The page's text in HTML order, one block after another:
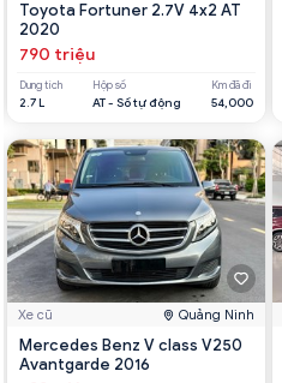
Toyota Fortuner 2.7V 4x2 AT
2020
790 triệu
Dung tích
2.7 L
Hộp số
AT - Số tự động
Km đã đi
54,000
Xe cũ Quảng Ninh
Mercedes Benz V class V250
Avantgarde 2016